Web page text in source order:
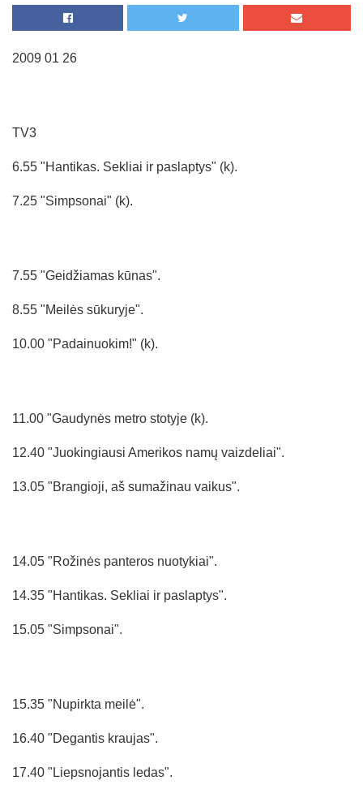
2009 01 26
TV3
6.55 "Hantikas. Sekliai ir paslaptys" (k).
7.25 "Simpsonai" (k).
7.55 "Geidžiamas kūnas".
8.55 "Meilės sūkuryje".
10.00 "Padainuokim!" (k).
11.00 "Gaudynės metro stotyje (k).
12.40 "Juokingiausi Amerikos namų vaizdeliai".
13.05 "Brangioji, aš sumažinau vaikus".
14.05 "Rožinės panteros nuotykiai".
14.35 "Hantikas. Sekliai ir paslaptys".
15.05 "Simpsonai".
15.35 "Nupirkta meilė".
16.40 "Degantis kraujas".
17.40 "Liepsnojantis ledas".